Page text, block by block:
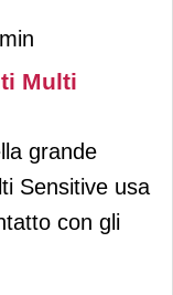
Multi
grande
Sensitive usa
con gli